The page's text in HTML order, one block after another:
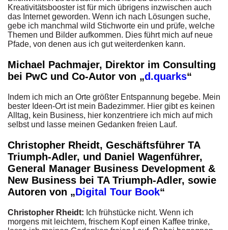
Kreativitätsbooster ist für mich übrigens inzwischen auch
das Internet geworden. Wenn ich nach Lösungen suche,
gebe ich manchmal wild Stichworte ein und prüfe, welche
Themen und Bilder aufkommen. Dies führt mich auf neue
Pfade, von denen aus ich gut weiterdenken kann.
Michael Pachmajer, Direktor im Consulting
bei PwC und Co-Autor von „d.quarks“
Indem ich mich an Orte größter Entspannung begebe. Mein
bester Ideen-Ort ist mein Badezimmer. Hier gibt es keinen
Alltag, kein Business, hier konzentriere ich mich auf mich
selbst und lasse meinen Gedanken freien Lauf.
Christopher Rheidt, Geschäftsführer TA
Triumph-Adler, und Daniel Wagenführer,
General Manager Business Development &
New Business bei TA Triumph-Adler, sowie
Autoren von „Digital Tour Book“
Christopher Rheidt: Ich frühstücke nicht. Wenn ich
morgens mit leichtem, frischem Kopf einen Kaffee trinke,